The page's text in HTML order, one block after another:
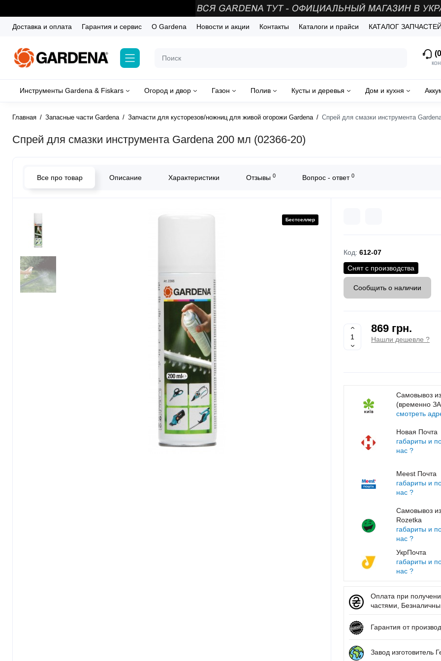
Доставка и оплата Гарантия и сервис О Gardena Новости и акции Контакты Каталоги и прайси КАТАЛОГ
Инструменты Gardena & Fiskars Огород и двор Газон Полив Кусты и деревья Дом и кухня
Главная Запасные части Gardena Запчасти для кусторезов/ножниц для живой огорожи Gardena Спрей для смазки инструмента
Спрей для смазки инструмента Gardena 200 мл (02366-20)
Все про товар Описание Характеристики Отзывы 0 Вопрос - ответ 0
Бестселлер
Код: 612-07
Снят с производства
Сообщить о наличии
869 грн.
Нашли дешевле ?
Самовывоз
(временно
смотреть
Новая Почта
габариты и
нас ?
Meest Почта
габариты и
нас ?
Самовывоз
Rozetka
габариты и
нас ?
УкрПочта
габариты и
нас ?
Оплата при
частями,
Гарантия от
Завод изготовитель